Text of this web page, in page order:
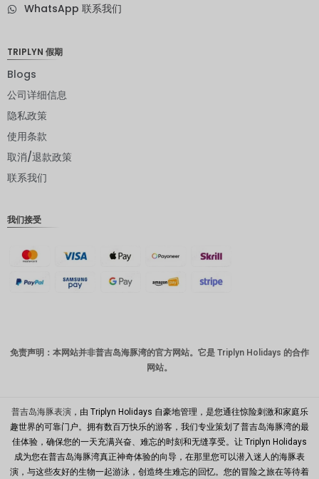
挪威克朗
新台币
马来西亚
PHP
港币
新加坡元
WhatsApp 联系我们
TRIPLYN 假期
Blogs
公司详细信息
隐私政策
使用条款
取消/退款政策
联系我们
我们接受
免责声明：本网站并非普吉岛海豚湾的官方网站。它是 Triplyn Holidays 的合作
网站。
普吉岛海豚表演，由 Triplyn Holidays 自豪地管理，是您通往惊险刺激和家庭乐
趣世界的可靠门户。拥有数百万快乐的游客，我们专业策划了普吉岛海豚湾的最
佳体验，确保您的一天充满兴奋、难忘的时刻和无缝享受。让 Triplyn Holidays
成为您在普吉岛海豚湾真正神奇体验的向导，在那里您可以潜入迷人的海豚表
演，与这些友好的生物一起游泳，创造终生难忘的回忆。您的冒险之旅在等待着